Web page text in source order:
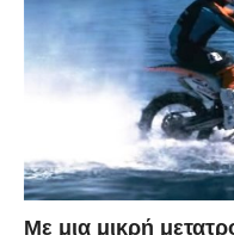
Με μια μικρή